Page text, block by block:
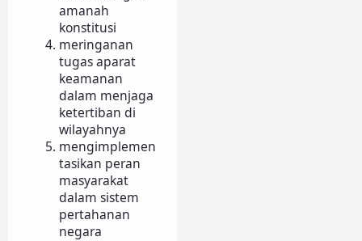
amanah
konstitusi
meringanan
tugas aparat
keamanan
dalam menjaga
ketertiban di
wilayahnya
mengimplemen
tasikan peran
masyarakat
dalam sistem
pertahanan
negara